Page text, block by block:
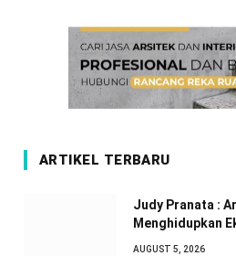
ARTIKEL TERBARU
Judy Pranata :
Menghidupkan
AUGUST 5, 2026